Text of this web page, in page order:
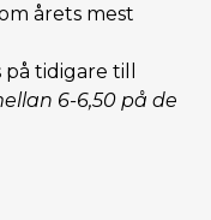
årets mest
tidigare till
6-6,50 på de